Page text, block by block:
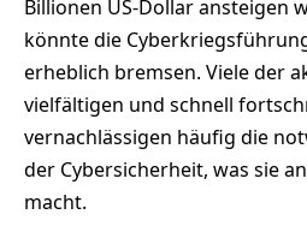
Billionen US-Dollar ansteigen
könnte die
erheblich bremsen. Viele der
vielfältigen und schnell
vernachlässigen häufig die
der Cybersicherheit, was sie
macht.